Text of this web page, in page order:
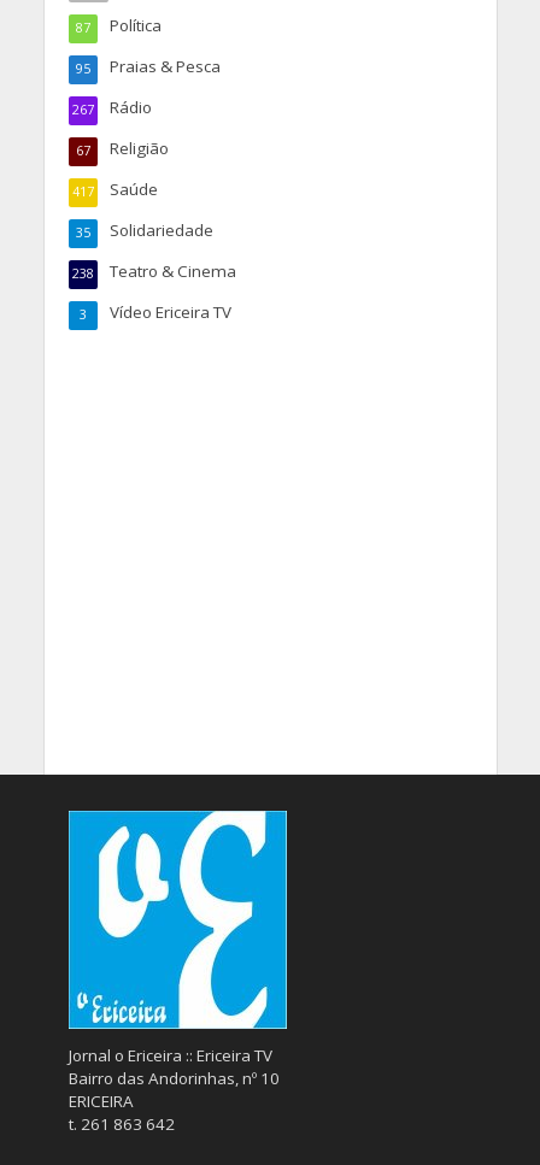
Política
87
Praias & Pesca
95
Rádio
267
Religião
67
Saúde
417
Solidariedade
35
Teatro & Cinema
238
Vídeo Ericeira TV
3
Jornal o Ericeira :: Ericeira TV
Bairro das Andorinhas, nº 10
ERICEIRA
t. 261 863 642